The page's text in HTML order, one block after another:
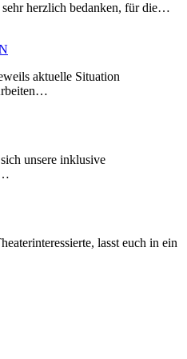
herzlich bedanken, für die…
aktuelle Situation
unsere inklusive
lasst euch in ein